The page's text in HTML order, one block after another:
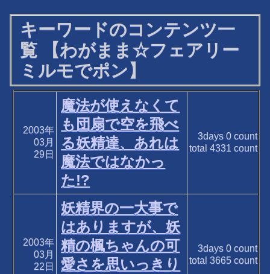
キーワードのコンテンツ一
覧 【わがまま☆フェアリー
ミルモでポン】
2003年
03月
29日
魔法が使えなくて
も団扇で空を飛べ
る妖精達、あれは
魔法ではなかっ
た!?
3days 0count
total 4331 count
2003年
03月
22日
妖精界の一大事で
はありますが、妖
精の楓ちゃんの可
愛さを思いっきり
3days 0count
total 3665count